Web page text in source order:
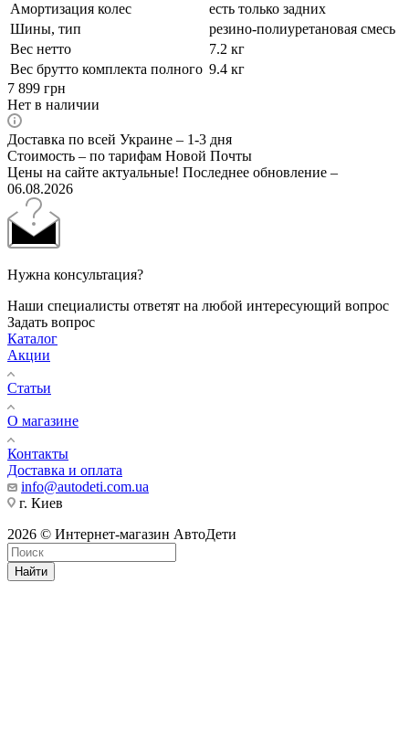
Амортизация колес
есть только задних
Шины, тип
резино-полиуретановая смесь
Вес нетто
7.2 кг
Вес брутто комплекта полного 9.4 кг
7 899 грн
Нет в наличии
Доставка по всей Украине – 1-3 дня
Стоимость – по тарифам Новой Почты
Цены на сайте актуальные! Последнее обновление –
06.08.2026
Нужна консультация?
Наши специалисты ответят на любой интересующий вопрос
Задать вопрос
Каталог
Акции
Статьи
О магазине
Контакты
Доставка и оплата
info@autodeti.com.ua
г. Киев
2026 © Интернет-магазин АвтоДети
Найти